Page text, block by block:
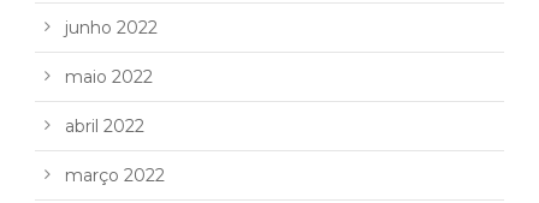
junho 2022
maio 2022
abril 2022
março 2022